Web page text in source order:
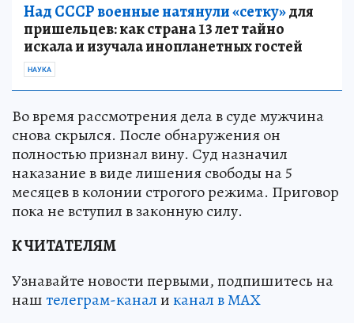
Над СССР военные натянули «сетку»для
пришельцев: как страна 13 лет тайно
искала и изучала инопланетных гостей
НАУКА
Во время рассмотрения дела в суде мужчина
снова скрылся. После обнаружения он
полностью признал вину. Суд назначил
наказание в виде лишения свободы на 5
месяцев в колонии строгого режима. Приговор
пока не вступил в законную силу.
К ЧИТАТЕЛЯМ
Узнавайте новости первыми, подпишитесь на
наштелеграм-каналиканал в МАХ